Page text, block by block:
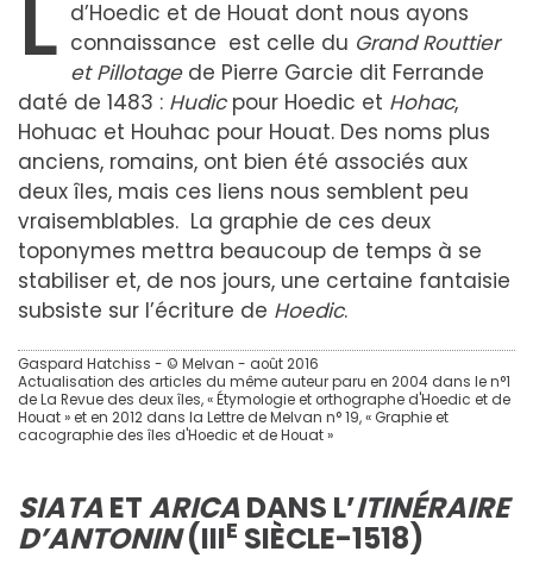
d’Hoedic et de Houat dont nous ayons
connaissance est celle du Grand Routtier
et Pillotage de Pierre Garcie dit Ferrande
daté de 1483 : Hudic pour Hoedic et Hohac,
Hohuac et Houhac pour Houat. Des noms plus
anciens, romains, ont bien été associés aux
deux îles, mais ces liens nous semblent peu
vraisemblables. La graphie de ces deux
toponymes mettra beaucoup de temps à se
stabiliser et, de nos jours, une certaine fantaisie
subsiste sur l’écriture de Hoedic.
Gaspard Hatchiss - © Melvan - août 2016
Actualisation des articles du même auteur paru en 2004 dans le n°1
de La Revue des deux îles, « Étymologie et orthographe d'Hoedic et de
Houat » et en 2012 dans la Lettre de Melvan n° 19, « Graphie et
cacographie des îles d'Hoedic et de Houat »
SIATAETARICADANS L’ITINÉRAIRE
D’ANTONIN(IIIE SIÈCLE-1518)